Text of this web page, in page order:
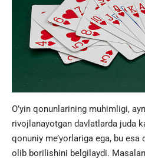
O’yin qonunlarining muhimligi,
rivojlanayotgan davlatlarda juda
qonuniy me’yorlariga ega, bu esa
olib borilishini belgilaydi.